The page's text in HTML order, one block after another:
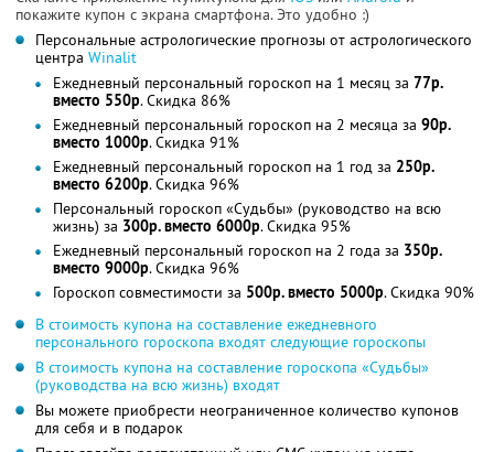
покажите купон с экрана смартфона. Это удобно :)
Персональные астрологические прогнозы от астрологического
центра Winalit
Ежедневный персональный гороскоп на 1 месяц за 77р.
вместо 550р. Скидка 86%
Ежедневный персональный гороскоп на 2 месяца за 90р.
вместо 1000р. Скидка 91%
Ежедневный персональный гороскоп на 1 год за 250р.
вместо 6200р. Скидка 96%
Персональный гороскоп «Судьбы» (руководство на всю
жизнь) за 300р. вместо 6000р. Скидка 95%
Ежедневный персональный гороскоп на 2 года за 350р.
вместо 9000р. Скидка 96%
Гороскоп совместимости за 500р. вместо 5000р. Скидка 90%
В стоимость купона на составление ежедневного
персонального гороскопа входят следующие гороскопы
В стоимость купона на составление гороскопа «Судьбы»
(руководства на всю жизнь) входят
Вы можете приобрести неограниченное количество купонов
для себя и в подарок